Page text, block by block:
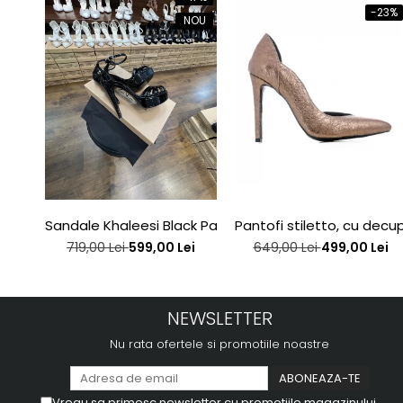
NOU
Sandale Khaleesi Black Patent
719,00 Lei599,00 Lei
-23%
Pantofi stiletto, cu
649,00 Lei499,00 Lei
NEWSLETTER
Nu rata ofertele si promotiile noastre